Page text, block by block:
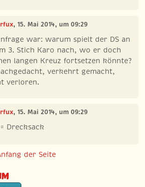
, 15. Mai 2014, um 09:29
war: warum spielt der DS an
3. Stich Karo nach, wo er doch
langen Kreuz fortsetzen könnte?
verkehrt gemacht,
verloren.
, 15. Mai 2014, um 09:29
= Drecksack
der Seite